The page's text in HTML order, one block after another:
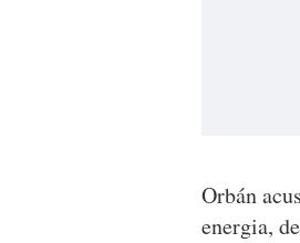
Orbán
energia,